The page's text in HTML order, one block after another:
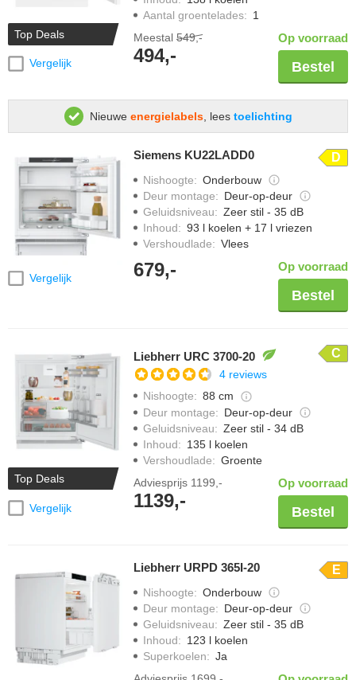
Top Deals
Vergelijk
Aantal groentelades: 1
Meestal 549,-
494,-
Op voorraad
Bestel
Nieuwe energielabels, lees toelichting
Vergelijk
Siemens KU22LADD0 D
Nishoogte: Onderbouw
Deur montage: Deur-op-deur
Geluidsniveau: Zeer stil - 35 dB
Inhoud: 93 l koelen + 17 l vriezen
Vershoudlade: Vlees
679,- Op voorraad
Bestel
Top Deals
Vergelijk
Liebherr URC 3700-20 C
4 reviews
Nishoogte: 88 cm
Deur montage: Deur-op-deur
Geluidsniveau: Zeer stil - 34 dB
Inhoud: 135 l koelen
Vershoudlade: Groente
Adviesprijs 1199,-
1139,-
Op voorraad
Bestel
Liebherr URPD 365I-20 E
Nishoogte: Onderbouw
Deur montage: Deur-op-deur
Geluidsniveau: Zeer stil - 35 dB
Inhoud: 123 l koelen
Superkoelen: Ja